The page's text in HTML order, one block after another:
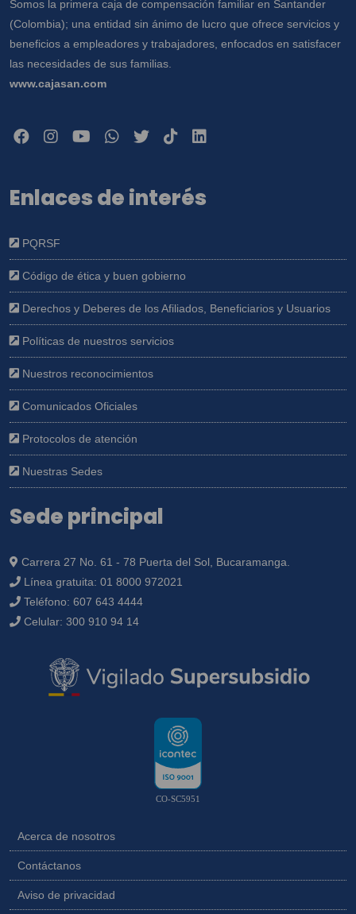
Somos la primera caja de compensación familiar en Santander
(Colombia); una entidad sin ánimo de lucro que ofrece servicios y
beneficios a empleadores y trabajadores, enfocados en satisfacer
las necesidades de sus familias.
www.cajasan.com
Enlaces de interés
PQRSF
Código de ética y buen gobierno
Derechos y Deberes de los Afiliados, Beneficiarios y Usuarios
Políticas de nuestros servicios
Nuestros reconocimientos
Comunicados Oficiales
Protocolos de atención
Nuestras Sedes
Sede principal
Carrera 27 No. 61 - 78 Puerta del Sol, Bucaramanga.
Línea gratuita: 01 8000 972021
Teléfono: 607 643 4444
Celular: 300 910 94 14
CO-SC5951
Acerca de nosotros
Contáctanos
Aviso de privacidad